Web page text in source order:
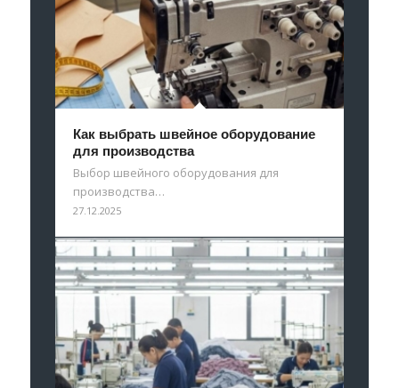
Как выбрать швейное оборудование
для производства
Выбор швейного оборудования для
производства…
27.12.2025